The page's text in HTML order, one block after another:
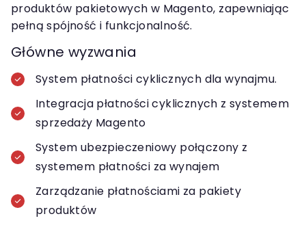
produktów pakietowych w Magento, zapewniając
pełną spójność i funkcjonalność.
Główne wyzwania
System płatności cyklicznych dla wynajmu.
Integracja płatności cyklicznych z systemem
sprzedaży Magento
System ubezpieczeniowy połączony z
systemem płatności za wynajem
Zarządzanie płatnościami za pakiety
produktów